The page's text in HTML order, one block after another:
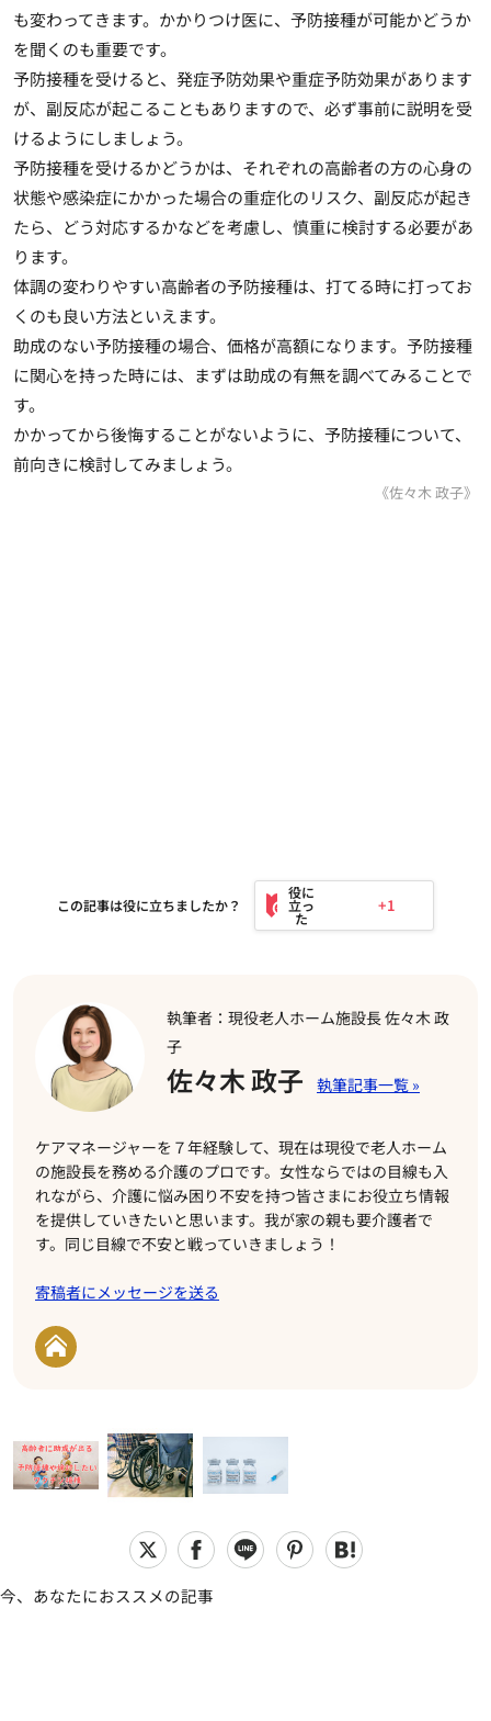
も変わってきます。かかりつけ医に、予防接種が可能かどうか
を聞くのも重要です。
予防接種を受けると、発症予防効果や重症予防効果があります
が、副反応が起こることもありますので、必ず事前に説明を受
けるようにしましょう。
予防接種を受けるかどうかは、それぞれの高齢者の方の心身の
状態や感染症にかかった場合の重症化のリスク、副反応が起き
たら、どう対応するかなどを考慮し、慎重に検討する必要があ
ります。
体調の変わりやすい高齢者の予防接種は、打てる時に打ってお
くのも良い方法といえます。
助成のない予防接種の場合、価格が高額になります。予防接種
に関心を持った時には、まずは助成の有無を調べてみることで
す。
かかってから後悔することがないように、予防接種について、
前向きに検討してみましょう。
《佐々木 政子》
この記事は役に立ちましたか？ +1
執筆者：現役老人ホーム施設長 佐々木 政
子
佐々木 政子
ケアマネージャーを７年経験して、現在は現役で老人ホーム
の施設長を務める介護のプロです。女性ならではの目線も入
れながら、介護に悩み困り不安を持つ皆さまにお役立ち情報
を提供していきたいと思います。我が家の親も要介護者で
す。同じ目線で不安と戦っていきましょう！
寄稿者にメッセージを送る
今、あなたにおススメの記事